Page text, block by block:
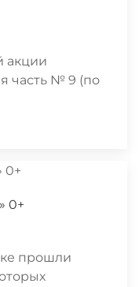
акции
часть № 9 (по
0+
прошли